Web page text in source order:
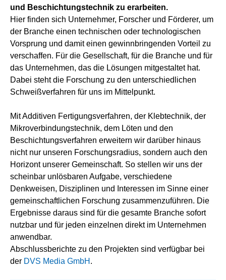
und Beschichtungstechnik zu erarbeiten.
Hier finden sich Unternehmer, Forscher und Förderer, um
der Branche einen technischen oder technologischen
Vorsprung und damit einen gewinnbringenden Vorteil zu
verschaffen. Für die Gesellschaft, für die Branche und für
das Unternehmen, das die Lösungen mitgestaltet hat.
Dabei steht die Forschung zu den unterschiedlichen
Schweißverfahren für uns im Mittelpunkt.
Mit Additiven Fertigungsverfahren, der Klebtechnik, der
Mikroverbindungstechnik, dem Löten und den
Beschichtungsverfahren erweitern wir darüber hinaus
nicht nur unseren Forschungsradius, sondern auch den
Horizont unserer Gemeinschaft. So stellen wir uns der
scheinbar unlösbaren Aufgabe, verschiedene
Denkweisen, Disziplinen und Interessen im Sinne einer
gemeinschaftlichen Forschung zusammenzuführen. Die
Ergebnisse daraus sind für die gesamte Branche sofort
nutzbar und für jeden einzelnen direkt im Unternehmen
anwendbar.
Abschlussberichte zu den Projekten sind verfügbar bei
der DVS Media GmbH .